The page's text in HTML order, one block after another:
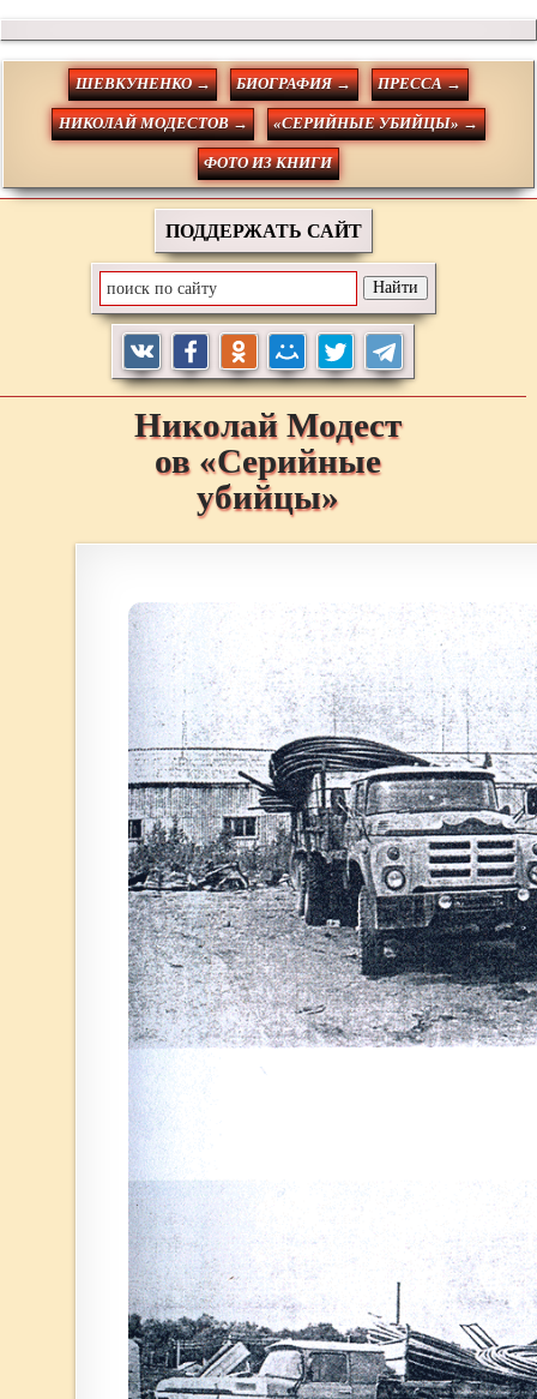
ШЕВКУНЕНКО → БИОГРАФИЯ → ПРЕССА →
НИКОЛАЙ МОДЕСТОВ → «СЕРИЙНЫЕ УБИЙЦЫ» →
ФОТО ИЗ КНИГИ
ПОДДЕРЖАТЬ САЙТ
Николай Модест
ов «Серийные
убийцы»